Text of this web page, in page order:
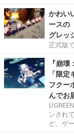
かわい
ースの
グレッ
正式版
『崩
「限
フクー
んでお
ンされ
ど、ゲ